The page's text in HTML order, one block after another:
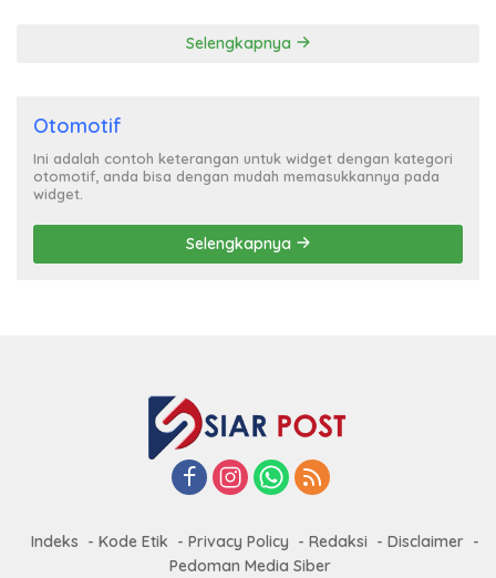
Selengkapnya
Otomotif
Ini adalah contoh keterangan untuk widget dengan kategori
otomotif, anda bisa dengan mudah memasukkannya pada
widget.
Selengkapnya
Indeks Kode Etik Privacy Policy Redaksi
Disclaimer
Pedoman Media Siber